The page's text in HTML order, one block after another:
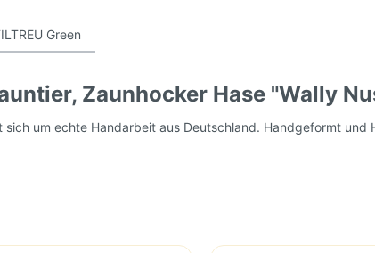
Green
Zaunhocker Hase "Wally
sich um echte Handarbeit aus Deutschland. Handgeformt